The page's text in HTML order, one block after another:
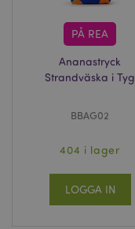
PÅ REA
Ananastryck
Strandväska i Tyg
BBAG02
404 i lager
LOGGA IN